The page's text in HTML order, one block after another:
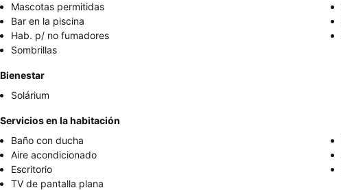
Mascotas permitidas
Bar en la piscina
Hab. p/ no fumadores
Sombrillas
Bienestar
Solárium
Servicios en la habitación
Baño con ducha
Aire acondicionado
Escritorio
TV de pantalla plana